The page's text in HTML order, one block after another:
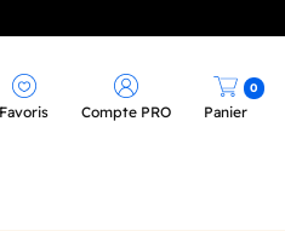
Favoris Compte PRO Panier
0